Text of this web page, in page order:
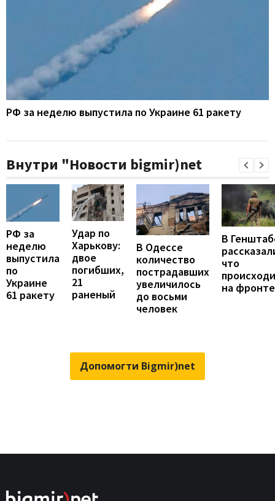
РФ за неделю выпустила по Украине 61 ракету
Внутри "Новости bigmir)net
РФ за
неделю
выпустила
по
Украине
61 ракету
Удар по
Харькову:
двое
погибших,
21
раненый
В Одессе
количество
пострадавших
увеличилось
до восьми
человек
В
что
на фронте
Допомогти Bigmir)net